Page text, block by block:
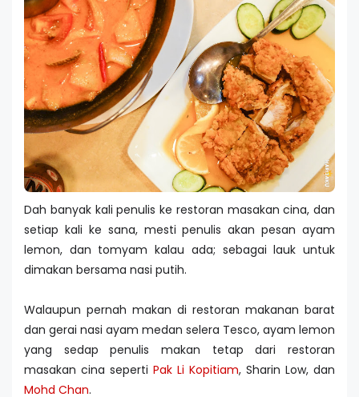
Dah banyak kali penulis ke restoran masakan cina, dan
setiap kali ke sana, mesti penulis akan pesan ayam
lemon, dan tomyam kalau ada; sebagai lauk untuk
dimakan bersama nasi putih.
Walaupun pernah makan di restoran makanan barat
dan gerai nasi ayam medan selera Tesco, ayam lemon
yang sedap penulis makan tetap dari restoran
masakan cina seperti Pak Li Kopitiam, Sharin Low, dan
Mohd Chan.